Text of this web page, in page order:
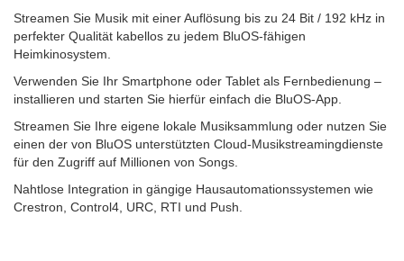
Streamen Sie Musik mit einer Auflösung bis zu 24 Bit / 192 kHz in
perfekter Qualität kabellos zu jedem BluOS-fähigen
Heimkinosystem.
Verwenden Sie Ihr Smartphone oder Tablet als Fernbedienung –
installieren und starten Sie hierfür einfach die BluOS-App.
Streamen Sie Ihre eigene lokale Musiksammlung oder nutzen Sie
einen der von BluOS unterstützten Cloud-Musikstreamingdienste
für den Zugriff auf Millionen von Songs.
Nahtlose Integration in gängige Hausautomationssystemen wie
Crestron, Control4, URC, RTI und Push.